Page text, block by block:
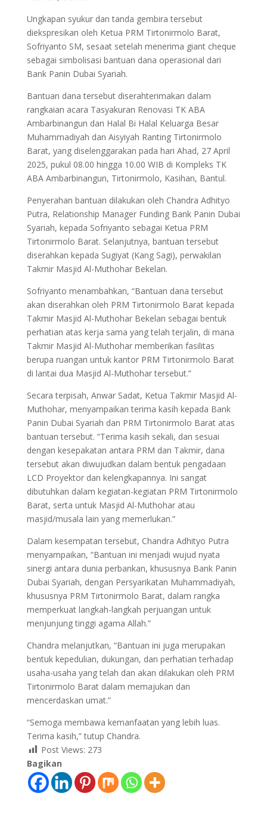
Ungkapan syukur dan tanda gembira tersebut
diekspresikan oleh Ketua PRM Tirtonirmolo Barat,
Sofriyanto SM, sesaat setelah menerima giant cheque
sebagai simbolisasi bantuan dana operasional dari
Bank Panin Dubai Syariah.
Bantuan dana tersebut diserahterimakan dalam
rangkaian acara Tasyakuran Renovasi TK ABA
Ambarbinangun dan Halal Bi Halal Keluarga Besar
Muhammadiyah dan Aisyiyah Ranting Tirtonirmolo
Barat, yang diselenggarakan pada hari Ahad, 27 April
2025, pukul 08.00 hingga 10.00 WIB di Kompleks TK
ABA Ambarbinangun, Tirtonirmolo, Kasihan, Bantul.
Penyerahan bantuan dilakukan oleh Chandra Adhityo
Putra, Relationship Manager Funding Bank Panin Dubai
Syariah, kepada Sofriyanto sebagai Ketua PRM
Tirtonirmolo Barat. Selanjutnya, bantuan tersebut
diserahkan kepada Sugiyat (Kang Sagi), perwakilan
Takmir Masjid Al-Muthohar Bekelan.
Sofriyanto menambahkan, “Bantuan dana tersebut
akan diserahkan oleh PRM Tirtonirmolo Barat kepada
Takmir Masjid Al-Muthohar Bekelan sebagai bentuk
perhatian atas kerja sama yang telah terjalin, di mana
Takmir Masjid Al-Muthohar memberikan fasilitas
berupa ruangan untuk kantor PRM Tirtonirmolo Barat
di lantai dua Masjid Al-Muthohar tersebut.”
Secara terpisah, Anwar Sadat, Ketua Takmir Masjid Al-
Muthohar, menyampaikan terima kasih kepada Bank
Panin Dubai Syariah dan PRM Tirtonirmolo Barat atas
bantuan tersebut. “Terima kasih sekali, dan sesuai
dengan kesepakatan antara PRM dan Takmir, dana
tersebut akan diwujudkan dalam bentuk pengadaan
LCD Proyektor dan kelengkapannya. Ini sangat
dibutuhkan dalam kegiatan-kegiatan PRM Tirtonirmolo
Barat, serta untuk Masjid Al-Muthohar atau
masjid/musala lain yang memerlukan.”
Dalam kesempatan tersebut, Chandra Adhityo Putra
menyampaikan, “Bantuan ini menjadi wujud nyata
sinergi antara dunia perbankan, khususnya Bank Panin
Dubai Syariah, dengan Persyarikatan Muhammadiyah,
khususnya PRM Tirtonirmolo Barat, dalam rangka
memperkuat langkah-langkah perjuangan untuk
menjunjung tinggi agama Allah.”
Chandra melanjutkan, “Bantuan ini juga merupakan
bentuk kepedulian, dukungan, dan perhatian terhadap
usaha-usaha yang telah dan akan dilakukan oleh PRM
Tirtonirmolo Barat dalam memajukan dan
mencerdaskan umat.”
“Semoga membawa kemanfaatan yang lebih luas.
Terima kasih,” tutup Chandra.
Post Views: 273
Bagikan